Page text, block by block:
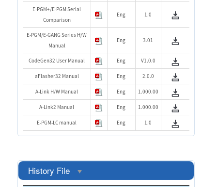
E-PGM+/E-PGM Serial
Comparison
Eng 1.0
E-PGM/E-GANG Series H/W
Manual
Eng 3.01
CodeGen32 User Manual Eng V1.0.0
aFlasher32 Manual Eng 2.0.0
A-Link H/W Manual Eng 1.000.00
A-Link2 Manual Eng 1.000.00
E-PGM-LC manual Eng 1.0
History File